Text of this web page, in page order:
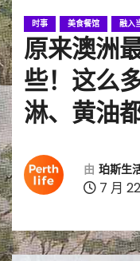
时事 美食餐馆 融入
原来澳洲
些！这么
淋、黄油
由 珀斯生
7 月